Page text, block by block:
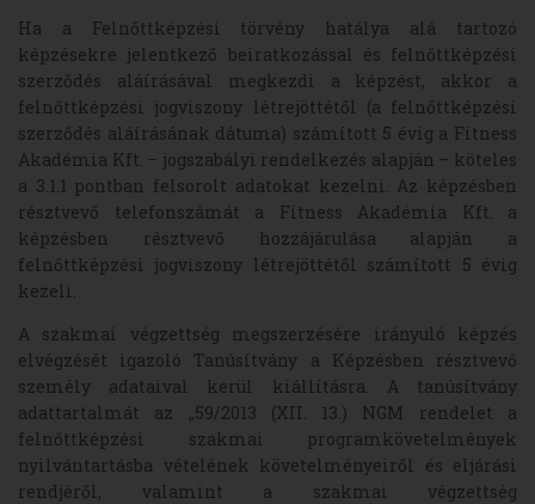
Ha a Felnőttképzési törvény hatálya alá tartozó
képzésekre jelentkező beiratkozással és felnőttképzési
szerződés aláírásával megkezdi a képzést, akkor a
felnőttképzési jogviszony létrejöttétől (a felnőttképzési
szerződés aláírásának dátuma) számított 5 évig a Fitness
Akadémia Kft. – jogszabályi rendelkezés alapján – köteles
a 3.1.1 pontban felsorolt adatokat kezelni. Az képzésben
résztvevő telefonszámát a Fitness Akadémia Kft. a
képzésben résztvevő hozzájárulása alapján a
felnőttképzési jogviszony létrejöttétől számított 5 évig
kezeli.
A szakmai végzettség megszerzésére irányuló képzés
elvégzését igazoló Tanúsítvány a Képzésben résztvevő
személy adataival kerül kiállításra. A tanúsítvány
adattartalmát az „59/2013 (XII. 13.) NGM rendelet a
felnőttképzési szakmai programkövetelmények
nyilvántartásba vételének követelményeiről és eljárási
rendjéről, valamint a szakmai végzettség